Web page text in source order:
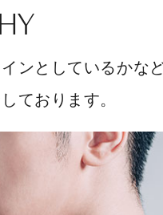
ンとしているかな
ております。